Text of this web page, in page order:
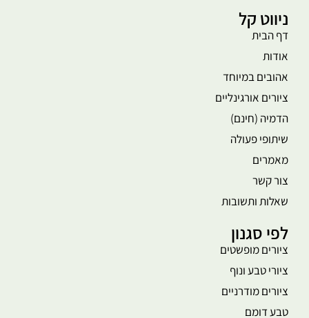
ניווט קל
דף הבית
אודות
אהובים במיוחד
ציורים אורגינליים
הדמיה (חינם)
שיתופי פעולה
מאמרים
צור קשר
שאלות ותשובות
לפי סגנון
ציורים מופשטים
ציורי טבע ונוף
ציורים מודרניים
טבע דומם